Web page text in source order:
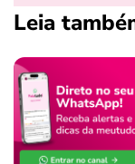
Leia